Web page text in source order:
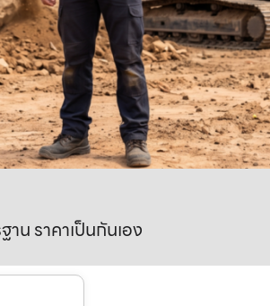
น ราคาเป็นกันเอง